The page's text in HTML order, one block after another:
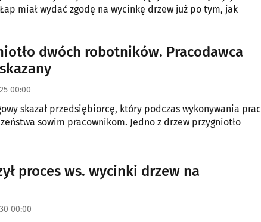
miał wydać zgodę na wycinkę drzew już po tym, jak
dwóch robotników. Pracodawca
00:00
skazał przedsiębiorcę, który podczas wykonywania prac
sowim pracownikom. Jedno z drzew przygniotło
proces ws. wycinki drzew na
00:00